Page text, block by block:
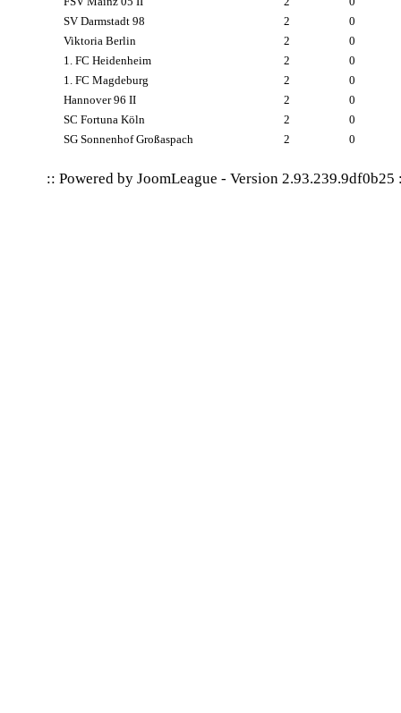
SV Darmstadt 98
2
0
Viktoria Berlin
2
0
1. FC Heidenheim
2
0
1. FC Magdeburg
2
0
Hannover 96 II
2
0
SC Fortuna Köln
2
0
SG Sonnenhof Großaspach
2 0
:: Powered by JoomLeague - Version 2.93.239.9df0b25